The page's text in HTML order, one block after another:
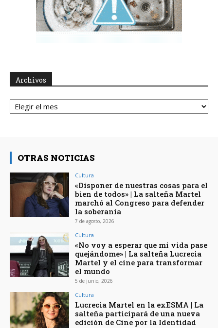
Archivos
Archivos
OTRAS NOTICIAS
Cultura
«Disponer de nuestras cosas para el
bien de todos» | La salteña Martel
marchó al Congreso para defender
la soberanía
7 de agosto, 2026
Cultura
«No voy a esperar que mi vida pase
quejándome» | La salteña Lucrecia
Martel y el cine para transformar
el mundo
5 de junio, 2026
Cultura
Lucrecia Martel en la exESMA | La
salteña participará de una nueva
edición de Cine por la Identidad